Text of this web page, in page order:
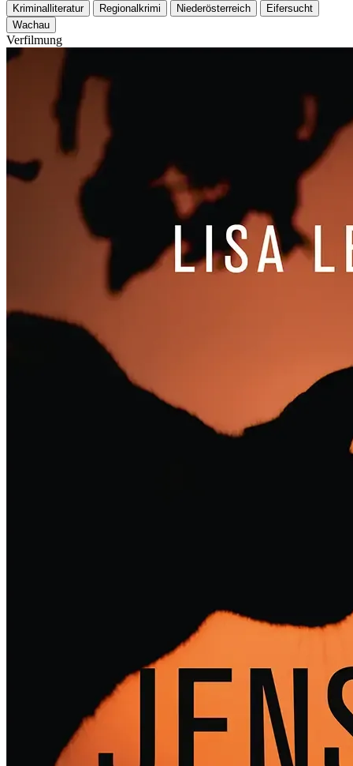
Kriminalliteratur Regionalkrimi Niederösterreich
Eifersucht
Wachau
Verfilmung